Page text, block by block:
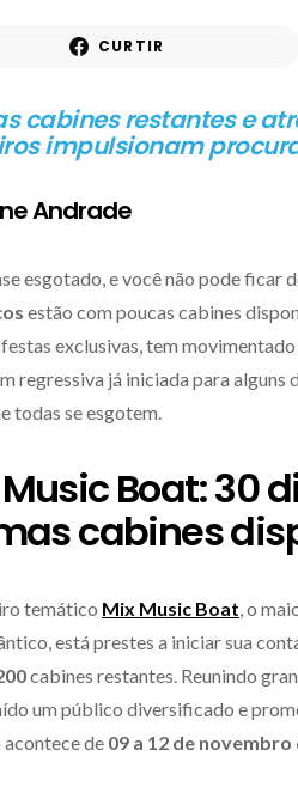
CURTIR
cabines restantes e
impulsionam
Andrade
esgotado, e você não pode ficar
estão com poucas cabines
exclusivas, tem
regressiva já iniciada para alguns
todas se esgotem.
Boat: 30
cabines
temático Mix Music Boat, o
está prestes a iniciar sua
cabines restantes. Reunindo
um público diversificado e
de 09 a 12 de novembro